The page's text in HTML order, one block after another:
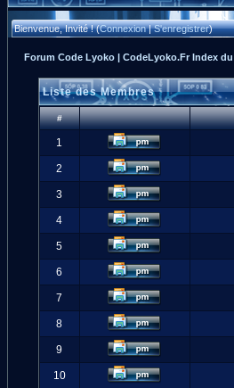
Bienvenue, Invité ! (Connexion|S'enregistrer)
Forum Code Lyoko | CodeLyoko.Fr Index
Liste des Membres
#
1
2
3
4
5
6
7
8
9
10